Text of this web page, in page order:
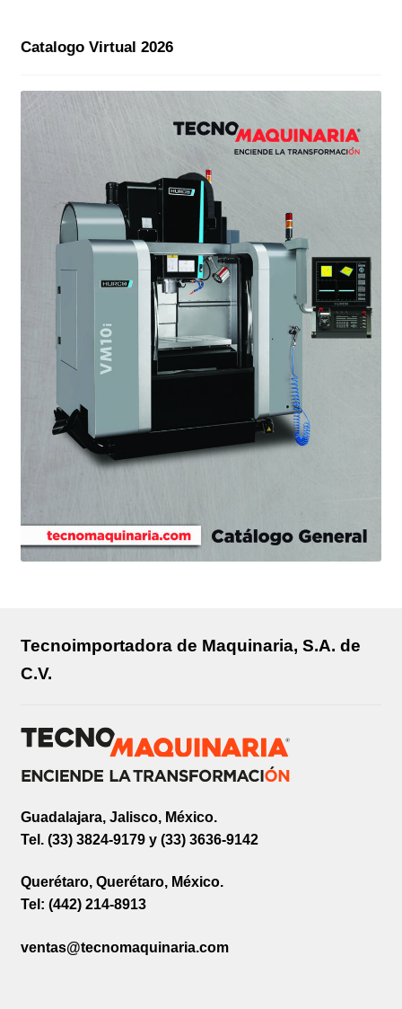
Catalogo Virtual 2026
Tecnoimportadora de Maquinaria, S.A. de
C.V.
Guadalajara, Jalisco, México.
Tel. (33) 3824-9179 y (33) 3636-9142
Querétaro, Querétaro, México.
Tel: (442) 214-8913
ventas@tecnomaquinaria.com